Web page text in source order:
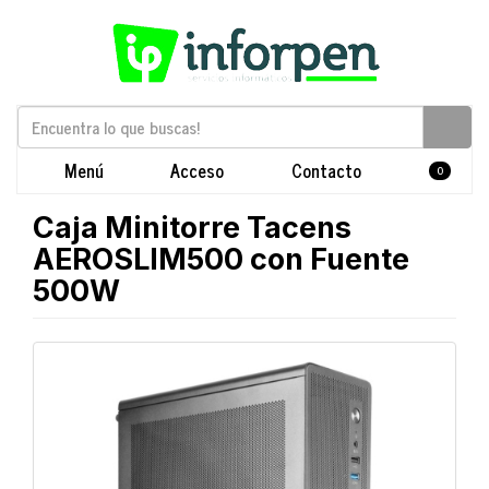
Menú Acceso Contacto 0
Caja Minitorre Tacens
AEROSLIM500 con Fuente
500W